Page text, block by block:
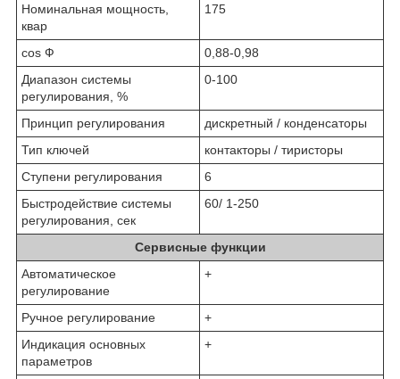
Номинальная мощность,
квар
175
cos Ф
0,88-0,98
Диапазон системы
регулирования, %
0-100
Принцип регулирования
дискретный / конденсаторы
Тип ключей
контакторы / тиристоры
Ступени регулирования
6
Быстродействие системы
регулирования, сек
60/ 1-250
Сервисные функции
Автоматическое
регулирование
+
Ручное регулирование
+
Индикация основных
параметров
+